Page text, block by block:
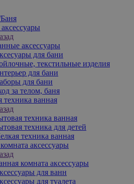
аксессуары
для бани
текстильные изделия
для бани
для бани
за телом, баня
техника ванная
техника ванная
техника для детей
техника ванная
аксессуары
комната аксессуары
для ванн
для туалета